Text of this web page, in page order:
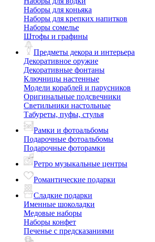
Наборы для коньяка
Наборы для крепких напитков
Наборы сомелье
Штофы и графины
Предметы декора и интерьера
Декоративное оружие
Декоративные фонтаны
Ключницы настенные
Модели кораблей и парусников
Оригинальные подсвечники
Светильники настольные
Табуреты, пуфы, стулья
Рамки и фотоальбомы
Подарочные фотоальбомы
Подарочные фоторамки
Ретро музыкальные центры
Романтические подарки
Сладкие подарки
Именные шоколадки
Медовые наборы
Наборы конфет
Печенье с предсказаниями